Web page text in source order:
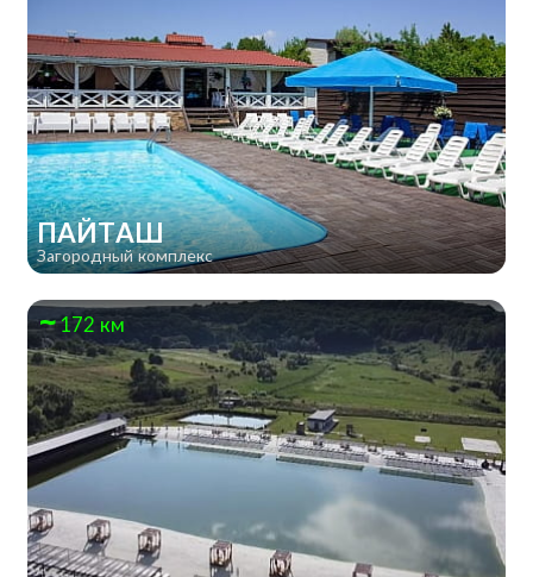
ПАЙТАШ
Загородный комплекс
172 км